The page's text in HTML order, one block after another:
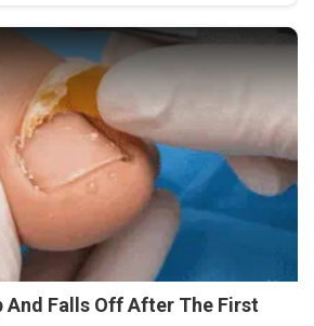
And Falls Off After The First